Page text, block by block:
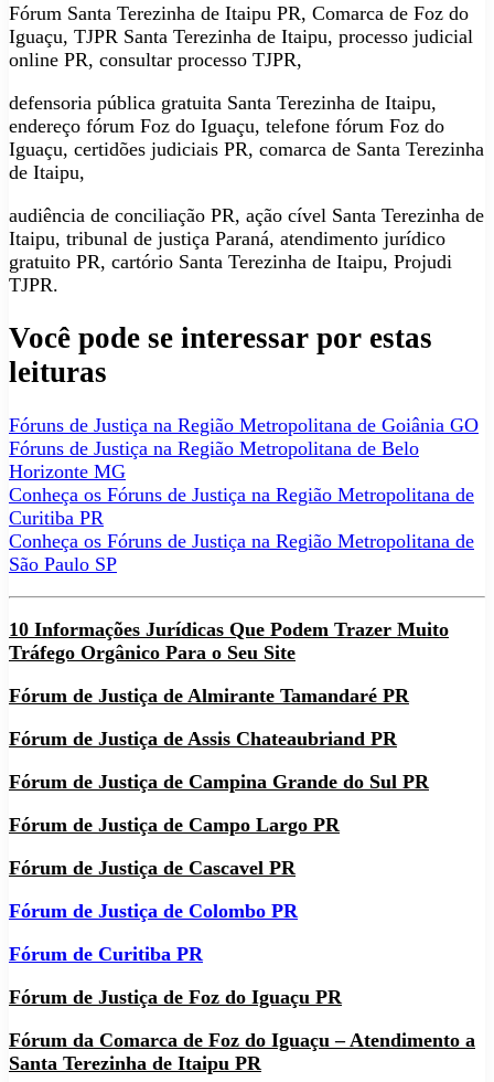
Fórum Santa Terezinha de Itaipu PR, Comarca de Foz do
Iguaçu, TJPR Santa Terezinha de Itaipu, processo judicial
online PR, consultar processo TJPR,
defensoria pública gratuita Santa Terezinha de Itaipu,
endereço fórum Foz do Iguaçu, telefone fórum Foz do
Iguaçu, certidões judiciais PR, comarca de Santa Terezinha
de Itaipu,
audiência de conciliação PR, ação cível Santa Terezinha de
Itaipu, tribunal de justiça Paraná, atendimento jurídico
gratuito PR, cartório Santa Terezinha de Itaipu, Projudi
TJPR.
Você pode se interessar por estas
leituras
Fóruns de Justiça na Região Metropolitana de Goiânia GO
Fóruns de Justiça na Região Metropolitana de Belo
Horizonte MG
Conheça os Fóruns de Justiça na Região Metropolitana de
Curitiba PR
Conheça os Fóruns de Justiça na Região Metropolitana de
São Paulo SP
10 Informações Jurídicas Que Podem Trazer Muito
Tráfego Orgânico Para o Seu Site
Fórum de Justiça de Almirante Tamandaré PR
Fórum de Justiça de Assis Chateaubriand PR
Fórum de Justiça de Campina Grande do Sul PR
Fórum de Justiça de Campo Largo PR
Fórum de Justiça de Cascavel PR
Fórum de Justiça de Colombo PR
Fórum de Curitiba PR
Fórum de Justiça de Foz do Iguaçu PR
Fórum da Comarca de Foz do Iguaçu – Atendimento a
Santa Terezinha de Itaipu PR